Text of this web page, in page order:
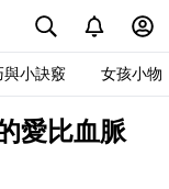
與小訣竅 女孩小物
愛比血脈